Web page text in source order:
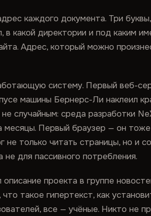
каждого документа. Три
какой директории и под каким
Адрес, который можно
систему. Первый веб-
машины Бернерс-Ли наклеил
случайным: среда разработки
месяцы. Первый браузер — он тоже
только читать страницы, но и
для пассивного потребления.
проекта в группе
такое гипертекст, как
все — учёные. Никто не